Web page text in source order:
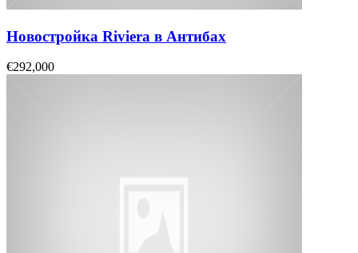
Новостройка Riviera в Антибах
€292,000